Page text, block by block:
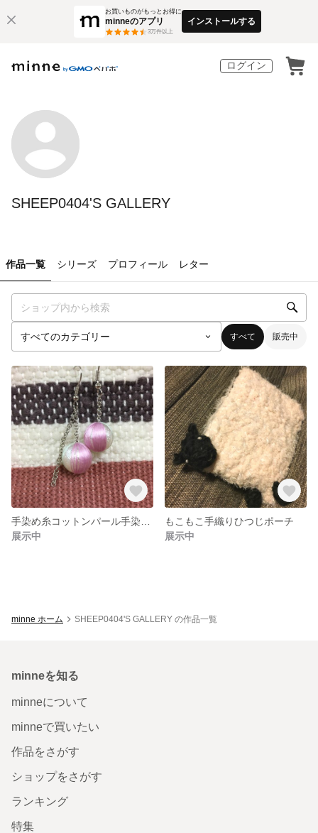
お買いものがもっとお得に
minneのアプリ
3万件以上
インストールする
ログイン
SHEEP0404'S GALLERY
作品一覧 シリーズ プロフィール レター
すべて 販売中
展示中
もこもこ手織りひつじポーチ
展示中
minne ホーム SHEEP0404'S GALLERY の作品一覧
minneを知る
minneについて
minneで買いたい
作品をさがす
ショップをさがす
ランキング
特集